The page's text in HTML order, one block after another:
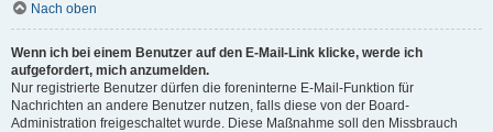
Nach oben
Wenn ich bei einem Benutzer auf den E-Mail-Link klicke, werde ich
aufgefordert, mich anzumelden.
Nur registrierte Benutzer dürfen die foreninterne E-Mail-Funktion für
Nachrichten an andere Benutzer nutzen, falls diese von der Board-
Administration freigeschaltet wurde. Diese Maßnahme soll den Missbrauch